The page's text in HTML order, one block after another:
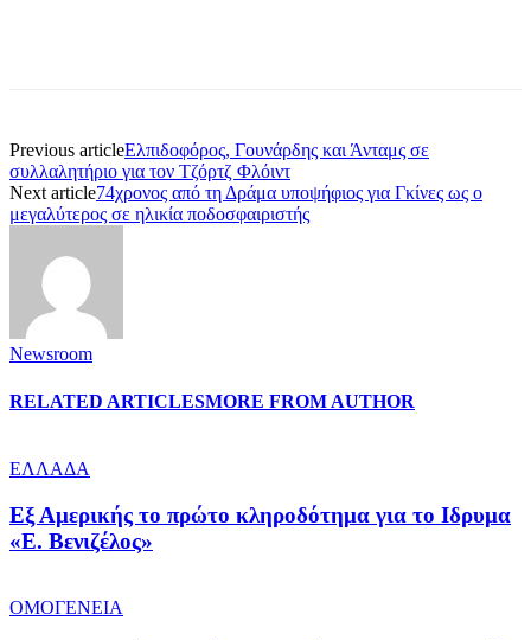
Previous articleΕλπιδοφόρος, Γουνάρδης και Άνταμς σε
συλλαλητήριο για τον Τζόρτζ Φλόιντ
Next article74χρονος από τη Δράμα υποψήφιος για Γκίνες ως ο
μεγαλύτερος σε ηλικία ποδοσφαιριστής
Newsroom
RELATED ARTICLESMORE FROM AUTHOR
ΕΛΛΑΔΑ
Εξ Αμερικής το πρώτο κληροδότημα για το Ιδρυμα
«Ε. Βενιζέλος»
ΟΜΟΓΕΝΕΙΑ